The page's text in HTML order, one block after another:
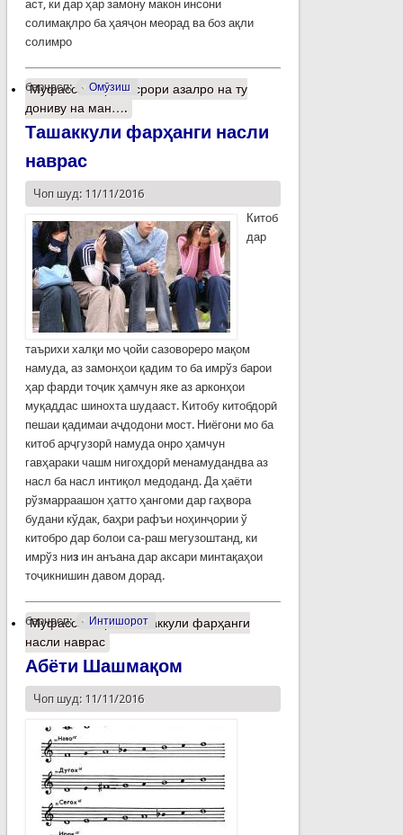
аст, ки дар ҳар замону макон инсони
солимақлро ба ҳаяҷон меорад ва боз ақли
солимро
барчасп: Омӯзиш
Муфассалтаро Асрори азалро на ту
дониву на ман….
Ташаккули фарҳанги насли
наврас
Чоп шуд: 11/11/2016
Китоб
дар
таърихи халқи мо ҷойи сазовореро мақом
намуда, аз замонҳои қадим то ба имрўз барои
ҳар фарди тоҷик ҳамчун яке аз арконҳои
муқаддас шинохта шудааст. Китобу китобдорӣ
пешаи қадимаи аҷдодони мост. Ниёгони мо ба
китоб арҷгузорӣ намуда онро ҳамчун
гавҳараки чашм нигоҳдорӣ менамудандва аз
насл ба насл интиқол медоданд. Да ҳаёти
рўзмарраашон ҳатто ҳангоми дар гаҳвора
будани кўдак, баҳри рафъи ноҳинҷории ў
китобро дар болои са-раш мегузоштанд, ки
имрўз низин анъана дар аксари минтақаҳои
тоҷикнишин давом дорад.
барчасп: Интишорот
Муфассалтаро Ташаккули фарҳанги
насли наврас
Абёти Шашмақом
Чоп шуд: 11/11/2016